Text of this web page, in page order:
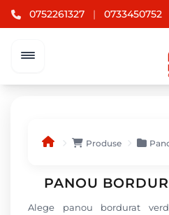
0752261327 | 0733450752
Produse
PANOU
Alege panou bordurat